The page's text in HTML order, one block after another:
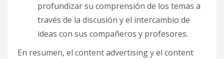
profundizar su comprensión de los temas a
través de la discusión y el intercambio de
ideas con sus compañeros y profesores.
En resumen, el content advertising y el content